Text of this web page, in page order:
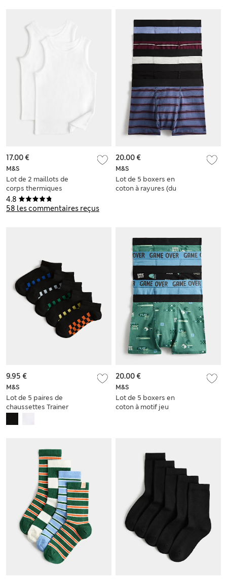
4.8
58 les commentaires reçus
M&S
Lot de 2 maillots de
corps thermiques
Heatgen™ (du 2 au
14 ans)
17.00 €
M&S
Lot de 5 boxers en
coton à rayures (du
20.00 €
M&S
Lot de 5 paires de
chaussettes Trainer
damier
9.95 €
M&S
Lot de 5 boxers en
coton à motif jeu
20.00 €